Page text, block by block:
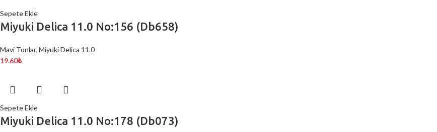
Sepete Ekle
Miyuki Delica 11.0 No:156 (Db658)
Mavi Tonlar, Miyuki Delica 11.0
19.60₺
Sepete Ekle
Miyuki Delica 11.0 No:178 (Db073)